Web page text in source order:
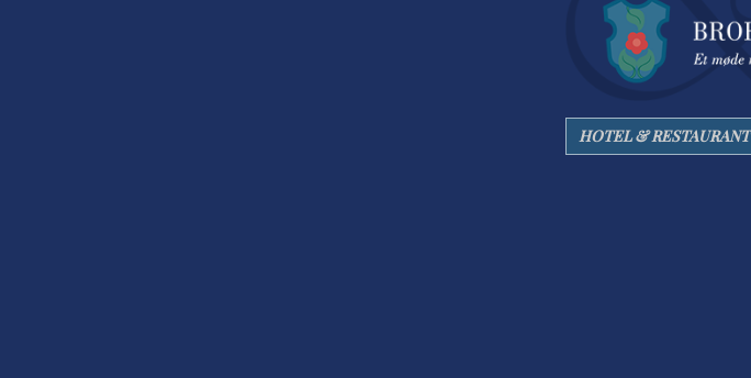
HOTEL & RESTAURANT